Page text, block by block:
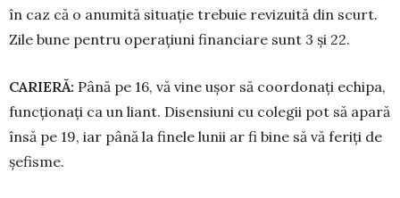
în caz că o anumită situație trebuie revizuită din scurt.
Zile bune pentru opera­țiuni financiare sunt 3 și 22.
CARIERĂ: Până pe 16, vă vine ușor să coordonați echipa,
func­țio­nați ca un liant. Disensiuni cu cole­gii pot să apară
însă pe 19, iar până la finele lunii ar fi bine să vă feriți de
șefisme.